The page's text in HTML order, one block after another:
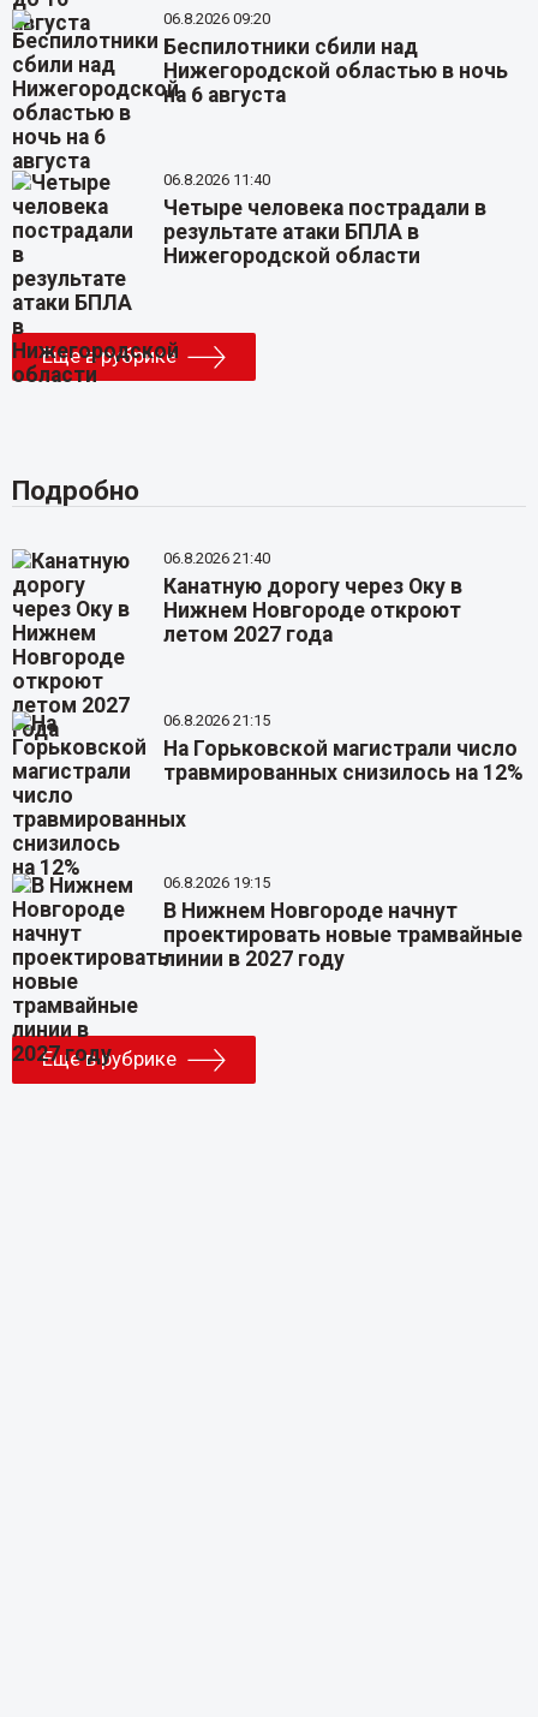
06.8.2026 09:20
Беспилотники сбили над
Нижегородской областью в ночь
на 6 августа
06.8.2026 11:40
Четыре человека пострадали в
результате атаки БПЛА в
Нижегородской области
Еще в рубрике
Подробно
06.8.2026 21:40
Канатную дорогу через Оку в
Нижнем Новгороде откроют
летом 2027 года
06.8.2026 21:15
На Горьковской магистрали число
травмированных снизилось на 12%
06.8.2026 19:15
В Нижнем Новгороде начнут
проектировать новые трамвайные
линии в 2027 году
Еще в рубрике